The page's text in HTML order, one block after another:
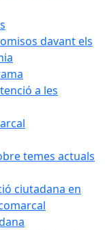
davant els
a les
temes actuals
ciutadana en